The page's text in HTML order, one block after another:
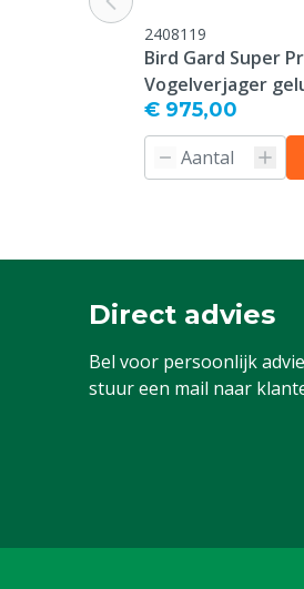
2408119
Bird Gard Super
Vogelverjager
€ 975,00
Direct advies
Bel voor persoonlijk
stuur een mail naar